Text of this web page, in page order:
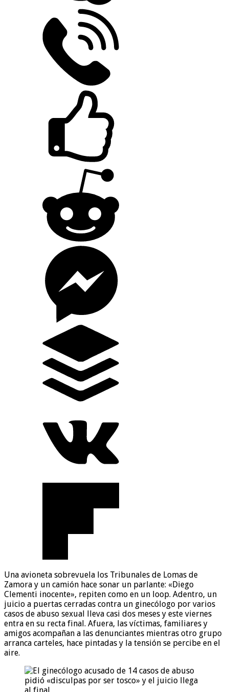
Una avioneta sobrevuela los Tribunales de Lomas de
Zamora y un camión hace sonar un parlante: «Diego
Clementi inocente», repiten como en un loop. Adentro, un
juicio a puertas cerradas contra un ginecólogo por varios
casos de abuso sexual lleva casi dos meses y este viernes
entra en su recta final. Afuera, las víctimas, familiares y
amigos acompañan a las denunciantes mientras otro grupo
arranca carteles, hace pintadas y la tensión se percibe en el
aire.